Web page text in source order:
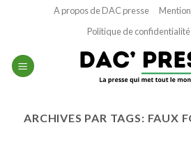
A propos de DAC presse
Politique de confidentialité
ARCHIVES PAR TAGS: FAUX